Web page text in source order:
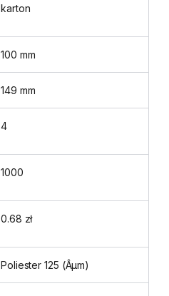
karton
100 mm
149 mm
4
1000
0.68 zł
Poliester 125 (Âµm)